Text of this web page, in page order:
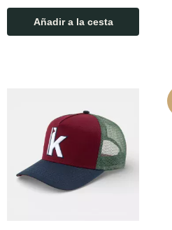
Añadir a la cesta